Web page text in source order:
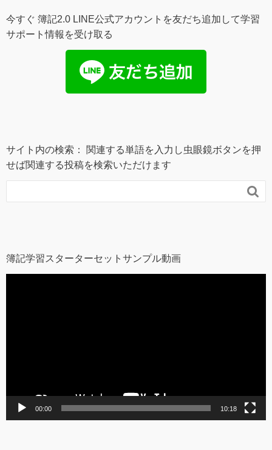
今すぐ 簿記2.0 LINE公式アカウントを友だち追加して学習
サポート情報を受け取る
サイト内の検索： 関連する単語を入力し虫眼鏡ボタンを押
せば関連する投稿を検索いただけます

簿記学習スターターセットサンプル動画
00:00 10:18